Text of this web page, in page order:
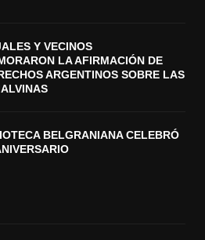
Y VECINOS
LA AFIRMACIÓN DE
ARGENTINOS SOBRE LAS
BELGRANIANA CELEBRÓ